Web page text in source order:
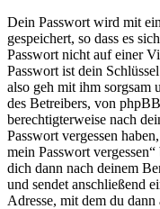
Dein Passwort wird mit
gespeichert, so dass es
Passwort nicht auf einer
Passwort ist dein
also geh mit ihm sorgsam
des Betreibers, von
berechtigterweise nach
Passwort vergessen
mein Passwort
dich dann nach deinem
und sendet anschließend
Adresse, mit dem du